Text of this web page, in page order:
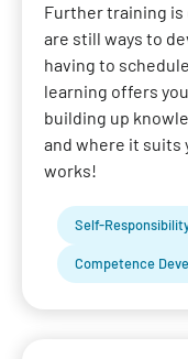
Further training
are still ways to
having to
learning offers
building up
and where it suits
works!
Self-
Competence